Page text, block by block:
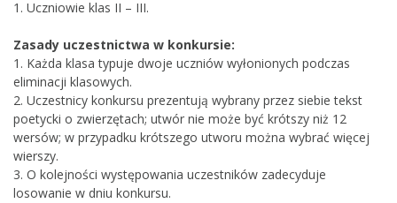
1. Uczniowie klas II – III.
Zasady uczestnictwa w konkursie:
1. Każda klasa typuje dwoje uczniów wyłonionych podczas
eliminacji klasowych.
2. Uczestnicy konkursu prezentują wybrany przez siebie tekst
poetycki o zwierzętach; utwór nie może być krótszy niż 12
wersów; w przypadku krótszego utworu można wybrać więcej
wierszy.
3. O kolejności występowania uczestników zadecyduje
losowanie w dniu konkursu.